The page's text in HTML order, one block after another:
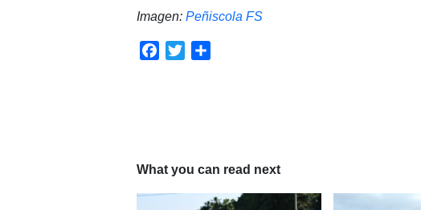
Imagen: Peñiscola FS
Facebook
Twitter
What you can read next